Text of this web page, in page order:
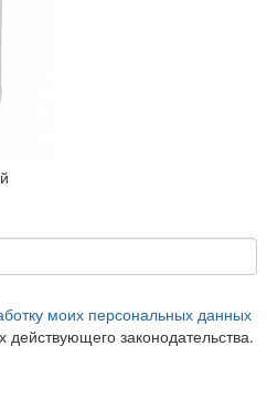
моих персональных данных
законодательства.